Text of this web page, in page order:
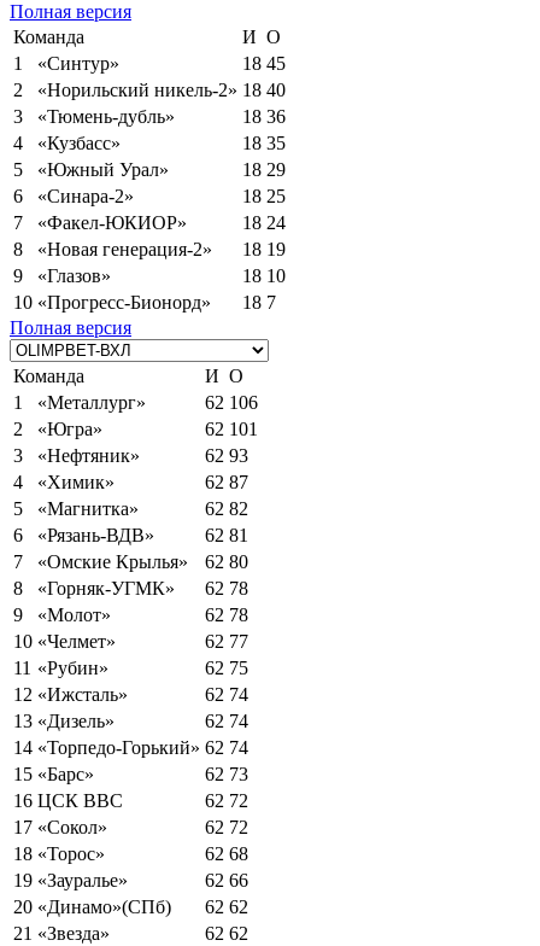
Полная версия
Команда
И О
1
«Синтур» 18 45
2
«Норильский никель-2» 18 40
3
«Тюмень-дубль» 18 36
4
«Кузбасс» 18 35
5
«Южный Урал» 18 29
6
«Синара-2» 18 25
7
«Факел-ЮКИОР» 18 24
8
«Новая генерация-2» 18 19
9
«Глазов» 18 10
10 «Прогресс-Бионорд» 18 7
Полная версия
Команда И О
1
«Металлург» 62 106
2
«Югра» 62 101
3
«Нефтяник» 62 93
4
«Химик» 62 87
5
«Магнитка» 62 82
6
«Рязань-ВДВ» 62 81
7
«Омские Крылья» 62 80
8
«Горняк-УГМК» 62 78
9
«Молот» 62 78
10 «Челмет» 62 77
11 «Рубин» 62 75
12 «Ижсталь» 62 74
13 «Дизель» 62 74
14 «Торпедо-Горький» 62 74
15 «Барс» 62 73
16 ЦСК ВВС 62 72
17 «Сокол» 62 72
18 «Торос» 62 68
19 «Зауралье» 62 66
20 «Динамо»(СПб) 62 62
21 «Звезда» 62 62